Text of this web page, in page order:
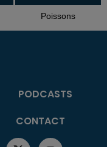
Poissons
PODCASTS
CONTACT